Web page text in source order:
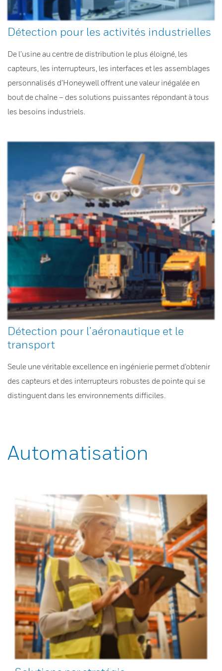
Détection pour les activités industrielles
De l’usine au centre de distribution le plus éloigné, les
capteurs, les interrupteurs, les interfaces et les assemblages
personnalisés d’Honeywell offrent une valeur inégalée en
bout de chaîne – des solutions puissantes répondant à tous
les besoins industriels.
Détection pour l’aéronautique et le
transport
Seule une véritable excellence en ingénierie permet d’obtenir
des capteurs et des interrupteurs robustes de pointe qui se
distinguent dans les environnements difficiles.
Automatisation